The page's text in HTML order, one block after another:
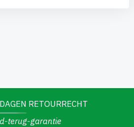
RETOURRECHT
terug-garantie